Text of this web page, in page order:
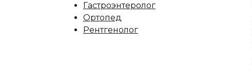
Гастроэнтеролог
Ортопед
Рентгенолог